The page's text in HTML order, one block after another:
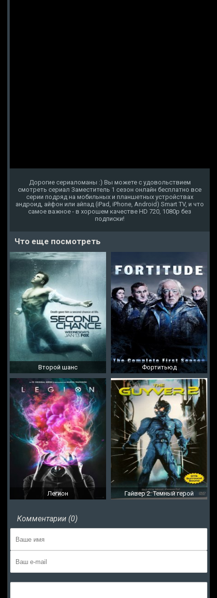
Дорогие сериаломаны :) Вы можете с удовольствием
смотреть сериал Заместитель 1 сезон онлайн бесплатно все
серии подряд на мобильных и планшетных устройствах
андроид, айфон или айпад (iPad, iPhone, Android) Smart TV, и что
самое важное - в хорошем качестве HD 720, 1080p без
подписки!
Что еще посмотреть
Второй шанс Фортитьюд
Легион Гайвер 2: Темный герой
Комментарии (0)